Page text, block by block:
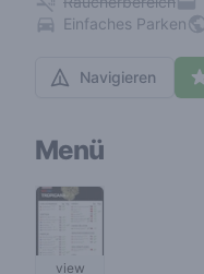
Einfaches Parken
Navigieren
Menü
view